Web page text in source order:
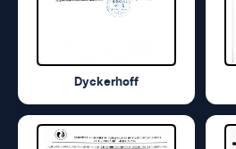
Dyckerhoff